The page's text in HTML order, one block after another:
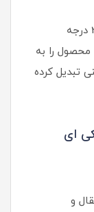
کیفیت ساخت بالا، مقاومت حرارتی تا 230 درجه
محصول را به
تبدیل کرده
ای
و